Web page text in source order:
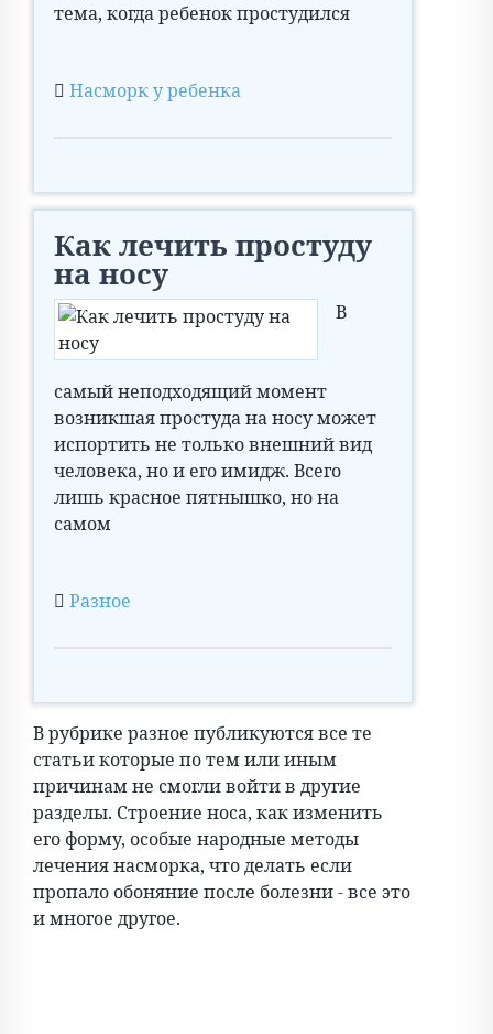
тема, когда ребенок простудился
Насморк у ребенка
Как лечить простуду
на носу
В
самый неподходящий момент
возникшая простуда на носу может
испортить не только внешний вид
человека, но и его имидж. Всего
лишь красное пятнышко, но на
самом
Разное
В рубрике разное публикуются все те
статьи которые по тем или иным
причинам не смогли войти в другие
разделы. Строение носа, как изменить
его форму, особые народные методы
лечения насморка, что делать если
пропало обоняние после болезни - все это
и многое другое.